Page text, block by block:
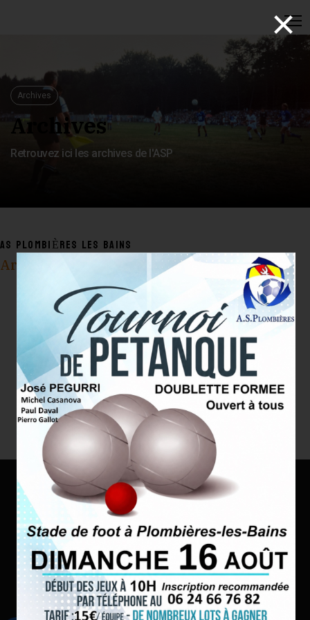
Archives
Archives
Retrouvez ici les archives de l'ASP
AS PLOMBIÈRES LES BAINS
Archives
Stade des Granges
Route de Xertigny
88370 Plombières les Bains
Tél. : 06 24 66 76 82
contact@asplombieres.fr
×